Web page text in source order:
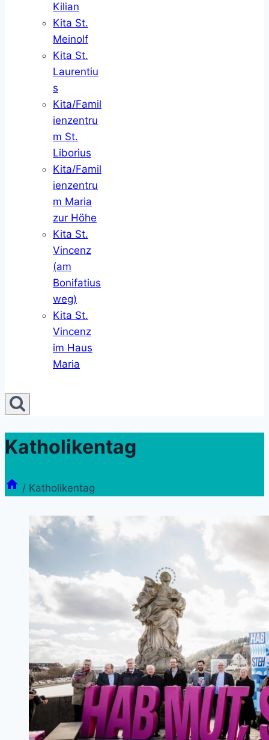
Kilian
Kita St.
Meinolf
Kita St.
Laurentiu
s
Kita/Famil
ienzentru
m St.
Liborius
Kita/Famil
ienzentru
m Maria
zur Höhe
Kita St.
Vincenz
(am
Bonifatius
weg)
Kita St.
Vincenz
im Haus
Maria
Katholikentag
/ Katholikentag